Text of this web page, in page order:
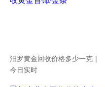
汨罗黄金回收价格多少一克｜
今日实时